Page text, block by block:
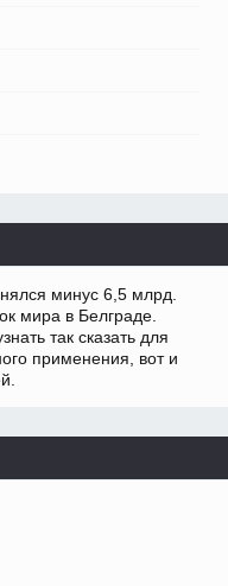
минус 6,5 млрд.
мира в Белграде.
так сказать для
применения, вот и